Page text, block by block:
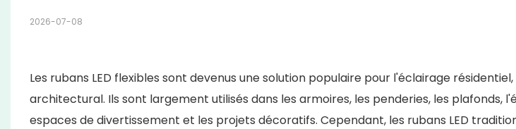
2026-07-08
Les rubans LED flexibles sont devenus une solution populaire pour l'éclairage
architectural. Ils sont largement utilisés dans les armoires, les penderies, les plafonds,
espaces de divertissement et les projets décoratifs. Cependant, les rubans LED